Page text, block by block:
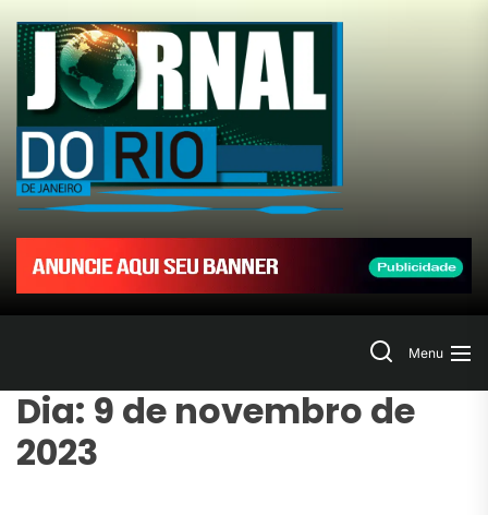
the
content
Jornal
do
Rio
de
SearchMenu
Dia: 9 de novembro de
2023